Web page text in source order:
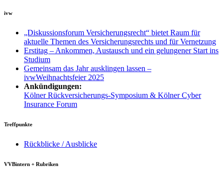
ivw
„Diskussionsforum Versicherungsrecht“ bietet Raum für
aktuelle Themen des Versicherungsrechts und für Vernetzung
Erstitag – Ankommen, Austausch und ein gelungener Start ins
Studium
Gemeinsam das Jahr ausklingen lassen –
ivwWeihnachtsfeier 2025
Ankündigungen:
Kölner Rückversicherungs-Symposium & Kölner Cyber
Insurance Forum
Treffpunkte
Rückblicke / Ausblicke
VVBintern + Rubriken